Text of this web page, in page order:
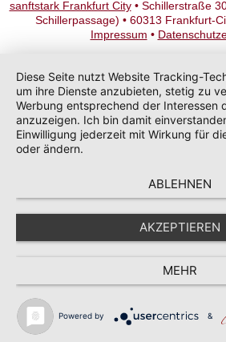
sanftstark Frankfurt City• Schillerstraße
Schillerpassage) • 60313 Frankfurt-
Impressum •
Diese Seite nutzt Website Tracking-
um ihre Dienste anzubieten, stetig zu
Werbung entsprechend der Interessen
anzuzeigen. Ich bin damit
Einwilligung jederzeit mit Wirkung für
oder ändern.
ABLEHNEN
AKZEPTIEREN
MEHR
Powered by &